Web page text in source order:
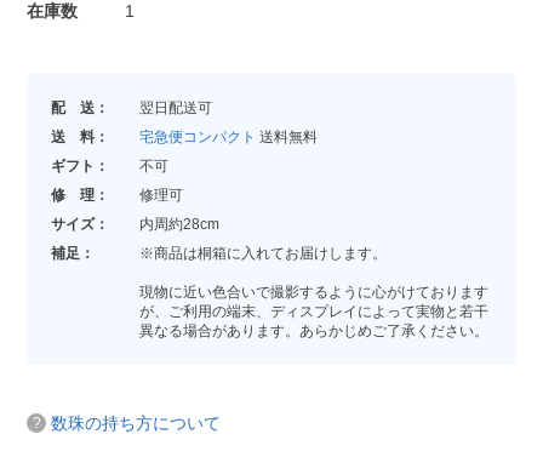
在庫数
1
配 送：
翌日配送可
送 料：
宅急便コンパクト 送料無料
ギフト：
不可
修 理：
修理可
サイズ：
内周約28cm
補足：
※商品は桐箱に入れてお届けします。
現物に近い色合いで撮影するように心がけております
が、ご利用の端末、ディスプレイによって実物と若干
異なる場合があります。あらかじめご了承ください。
数珠の持ち方について